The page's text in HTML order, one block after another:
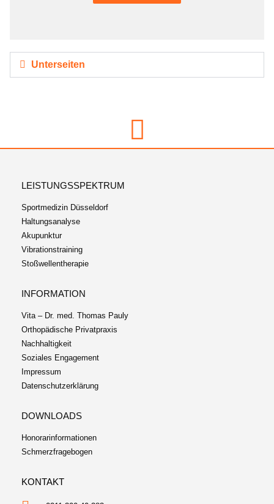
Unterseiten
LEISTUNGSSPEKTRUM
Sportmedizin Düsseldorf
Haltungsanalyse
Akupunktur
Vibrationstraining
Stoßwellentherapie
INFORMATION
Vita – Dr. med. Thomas Pauly
Orthopädische Privatpraxis
Nachhaltigkeit
Soziales Engagement
Impressum
Datenschutzerklärung
DOWNLOADS
Honorarinformationen
Schmerzfragebogen
KONTAKT